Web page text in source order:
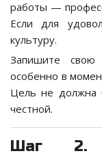
работы —
Если для
культуру.
Запишите
особенно в
Цель не должна
честной.
Шаг 2.